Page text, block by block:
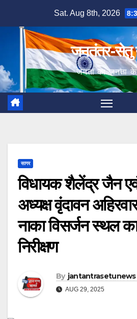
content
Sat. Aug 8th, 2026
जनतंत्र-सेतु
जनता का जनता
सागर
विधायक शैलेंद्र जैन
अध्यक्ष वृंदावन
नाका विसर्जन स्थल
निरीक्षण
By jantantrasetunews
AUG 29, 2025